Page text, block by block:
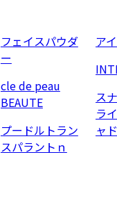
フェイスパウダ
ー
cle de peau
BEAUTE
プードルトラン
スパラントｎ
ア
ス
ラ
ャ